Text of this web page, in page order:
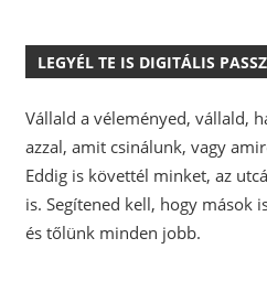
LEGYÉL TE IS DIGITÁLIS
Vállald a véleményed, vállald,
azzal, amit csinálunk, vagy
Eddig is követtél minket, az
is. Segítened kell, hogy mások
és tőlünk minden jobb.